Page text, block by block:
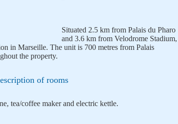
Situated 2.5 km from Palais du Pharo
and 3.6 km from Velodrome
in Marseille. The unit is 700 metres from Palais
the property.
of rooms
tea/coffee maker and electric kettle.